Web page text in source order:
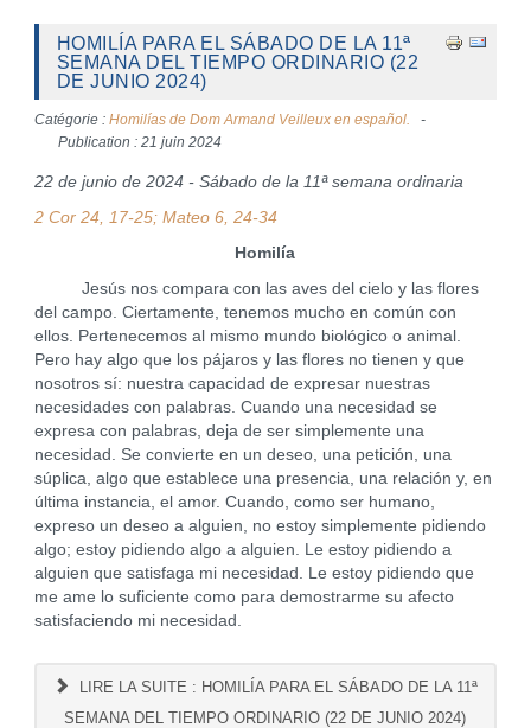
HOMILÍA PARA EL SÁBADO DE LA 11ª
SEMANA DEL TIEMPO ORDINARIO (22
DE JUNIO 2024)
Catégorie : Homilías de Dom Armand Veilleux en español.
Publication : 21 juin 2024
22 de junio de 2024 - Sábado de la 11ª semana ordinaria
2 Cor 24, 17-25; Mateo 6, 24-34
Homilía
Jesús nos compara con las aves del cielo y las flores
del campo. Ciertamente, tenemos mucho en común con
ellos. Pertenecemos al mismo mundo biológico o animal.
Pero hay algo que los pájaros y las flores no tienen y que
nosotros sí: nuestra capacidad de expresar nuestras
necesidades con palabras. Cuando una necesidad se
expresa con palabras, deja de ser simplemente una
necesidad. Se convierte en un deseo, una petición, una
súplica, algo que establece una presencia, una relación y, en
última instancia, el amor. Cuando, como ser humano,
expreso un deseo a alguien, no estoy simplemente pidiendo
algo; estoy pidiendo algo a alguien. Le estoy pidiendo a
alguien que satisfaga mi necesidad. Le estoy pidiendo que
me ame lo suficiente como para demostrarme su afecto
satisfaciendo mi necesidad.
LIRE LA SUITE : HOMILÍA PARA EL SÁBADO DE LA 11ª
SEMANA DEL TIEMPO ORDINARIO (22 DE JUNIO 2024)